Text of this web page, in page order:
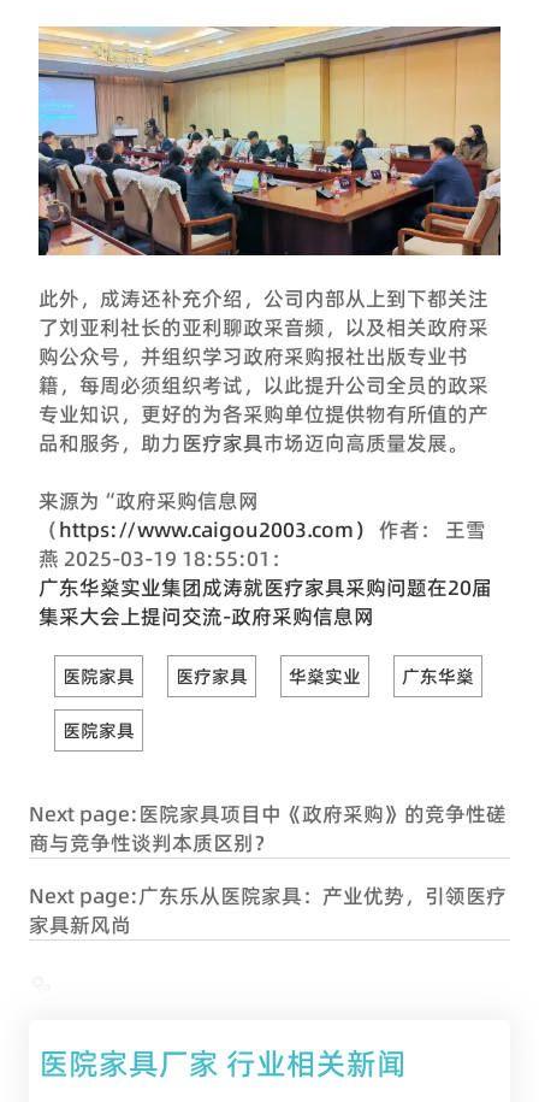
此外，成涛还补充介绍，公司内部从上到下都关注
了刘亚利社长的亚利聊政采音频，以及相关政府采
购公众号，并组织学习政府采购报社出版专业书
籍，每周必须组织考试，以此提升公司全员的政采
专业知识，更好的为各采购单位提供物有所值的产
品和服务，助力医疗家具市场迈向高质量发展。
来源为“政府采购信息网
（https://www.caigou2003.com） 作者： 王雪
燕 2025-03-19 18:55:01：
广东华燊实业集团成涛就医疗家具采购问题在20届
集采大会上提问交流-政府采购信息网
医院家具 医疗家具 华燊实业 广东华燊
医院家具
Next page:医院家具项目中《政府采购》的竞争性磋
商与竞争性谈判本质区别？
Next page:广东乐从医院家具：产业优势，引领医疗
家具新风尚
医院家具厂家 行业相关新闻